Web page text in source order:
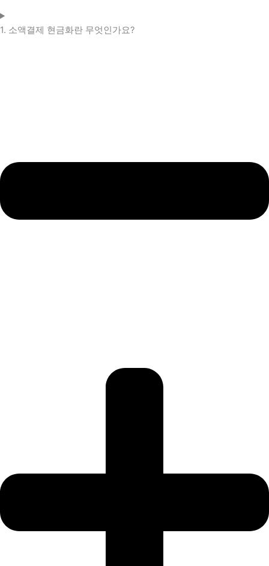
1. 소액결제 현금화란 무엇인가요?